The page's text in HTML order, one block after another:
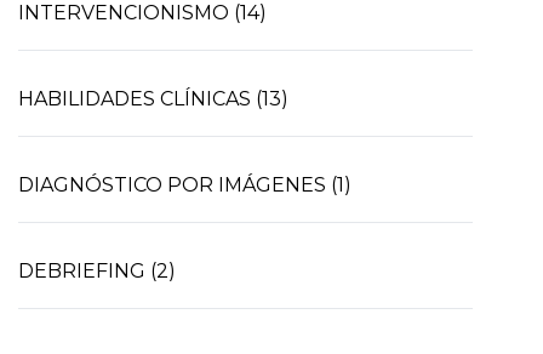
INTERVENCIONISMO (14)
HABILIDADES CLÍNICAS (13)
DIAGNÓSTICO POR IMÁGENES (1)
DEBRIEFING (2)